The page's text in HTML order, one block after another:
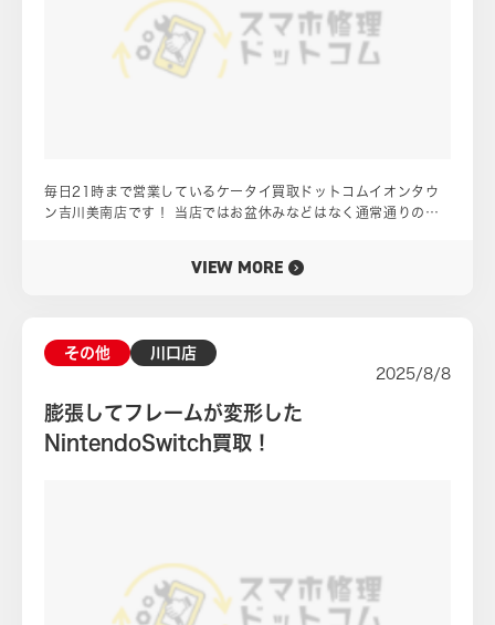
毎日21時まで営業しているケータイ買取ドットコムイオンタウ
ン吉川美南店です！ 当店ではお盆休みなどはなく通常通りの営
でご承知おきください！ さて、当店は店名にケータイ買取、と
はゲーム買い取り紹介になります。 ご相談いただきましたのは
任天堂の最新ゲーム機、Nintendo Switch2の買取についてで
しておりました。 画面が割れている、フレームに破損があると
いった物理的損傷ではなくシステム障害が起きているものです。
電源をつけようとすると任天堂のロゴが出現、その後、いきなり
情がかわってきます。 修理するにも時間がかかりますし、特に
システムエラーが基板の故障などに起因する場合はもう少し複雑
VIEW MORE
その他
川口店
2025/8/8
膨張してフレームが変形した
NintendoSwitch買取！